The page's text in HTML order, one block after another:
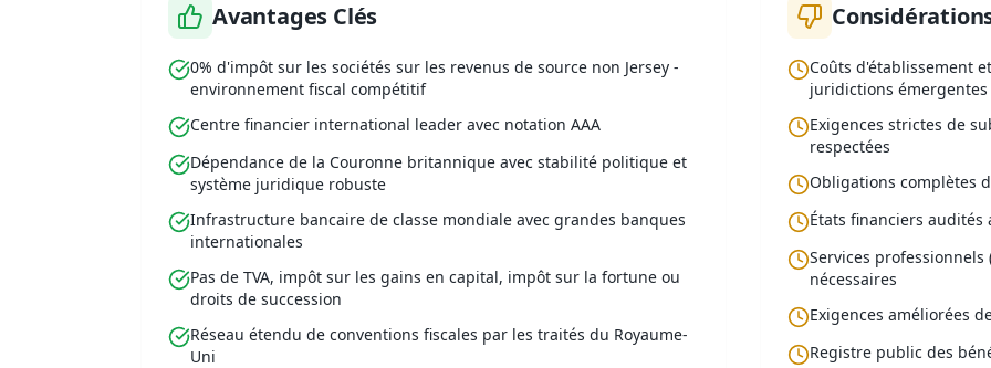
Avantages Clés
0% d'impôt sur les sociétés sur les revenus de source non Jersey -
environnement fiscal compétitif
Centre financier international leader avec notation AAA
Dépendance de la Couronne britannique avec stabilité politique et
système juridique robuste
Infrastructure bancaire de classe mondiale avec grandes banques
internationales
Pas de TVA, impôt sur les gains en capital, impôt sur la fortune ou
droits de succession
Réseau étendu de conventions fiscales par les traités du Royaume-
Uni
Coûts d'établissement
juridictions émergentes
Exigences strictes de
respectées
Obligations complètes
États financiers
Services
nécessaires
Exigences améliorées
Registre public des